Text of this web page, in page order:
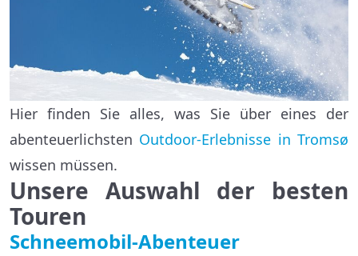
Hier finden Sie alles, was Sie über eines der
abenteuerlichsten Outdoor-Erlebnisse in Tromsø
wissen müssen.
Unsere Auswahl der besten
Touren
Schneemobil-Abenteuer